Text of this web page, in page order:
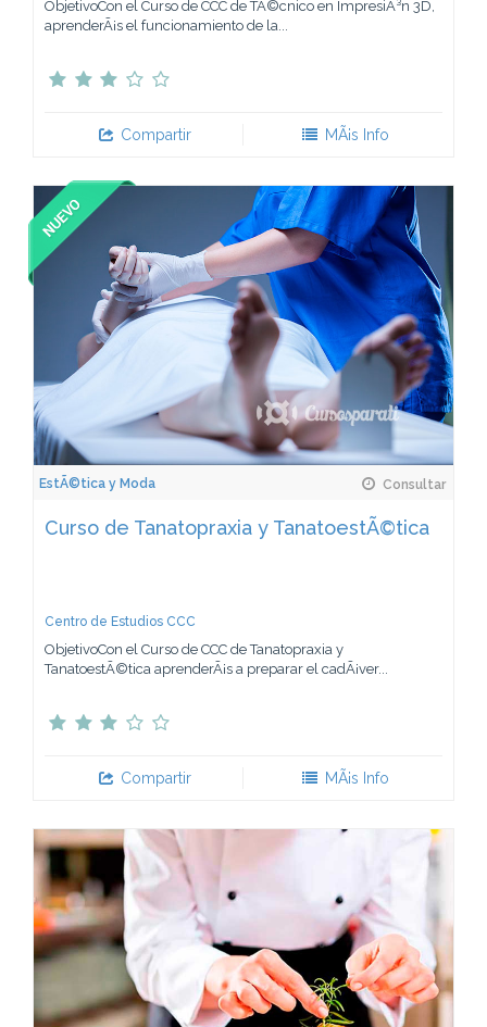
ObjetivoCon el Curso de CCC de TÃ©cnico en ImpresiÃ³n 3D,
aprenderÃ¡s el funcionamiento de la...
Compartir MÃ¡s Info
EstÃ©tica y Moda Consultar
Curso de Tanatopraxia y TanatoestÃ©tica
Centro de Estudios CCC
ObjetivoCon el Curso de CCC de Tanatopraxia y
TanatoestÃ©tica aprenderÃ¡s a preparar el cadÃ¡ver...
Compartir MÃ¡s Info